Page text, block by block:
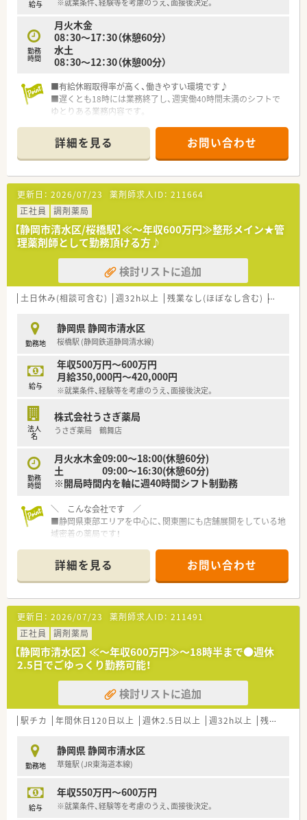
給与
勤務
時間
月火木金
08：30～17：30（休憩60分）
水土
08：30～12：30（休憩00分）
■有給休暇取得率が高く、働きやすい環境です♪
■遅くとも18時には業務終了し、週実働40時間未満のシフトで
ゆとりある業務内容です。
詳細を見る お問い合わせ
更新日： 2026/07/23 薬剤師求人ID： 211664
正社員
調剤薬局
【静岡市清水区/桜橋駅】≪～年収600万円≫整形メイン★管
理薬剤師として勤務頂ける方♪
検討リストに追加
土日休み(相談可含む) 週32h以上 残業なし(ほぼなし含む) 高給与
勤務地
静岡県 静岡市清水区
桜橋駅 (静岡鉄道静岡清水線)
給与
年収500万円～600万円
月給350,000円～420,000円
※就業条件、経験等を考慮のうえ、面接後決定。
法人
名
株式会社うさぎ薬局
うさぎ薬局 鶴舞店
勤務
時間
月火水木金09:00～18:00(休憩60分)
土 09:00～16:30(休憩60分)
※開局時間内を軸に週40時間シフト制勤務
＼ こんな会社です ／
■静岡県東部エリアを中心に、関東圏にも店舗展開をしている地
域密着の薬局です！
厚生も充実している企業です。
■男性の育休取得の実績もございます。
■給与体系、評価制度も、納得感のある制度作りに努めていま
す。
■教育にも力を入れており、学会参加や研修費用も会社がサポー
トしてくれます。
■借上社宅制度、住宅手当制度も充実しています。
■神奈川県には在宅患者数日本一の店舗があるなど、各エリアで
地域に根差した医療を提供しています。
■効率的に仕事を進められるよう、システムも整っています。
■独立開業希望の方には、開業支援もおこなっております。
■65歳までの再雇用制度がございます。
■薬局事業だけでなく、グループホームや訪問看護ステーション
の運営も行っております。
＼ 店舗情報 ／
■鶴舞店は整形外科の門前薬局です。
■薬剤師が常時複数名体制になるようシフトを組まれていま
■将来的には管理薬剤師をお任せできる方のご応募をお待ちし
ております！
詳細を見る お問い合わせ
更新日： 2026/07/23 薬剤師求人ID： 211491
正社員
調剤薬局
【静岡市清水区】 ≪～年収600万円≫～18時半まで●週休
2.5日でごゆっくり勤務可能！
検討リストに追加
駅チカ 年間休日120日以上 週休2.5日以上 週32h以上 残業なし(ほぼなし含む)
勤務地
静岡県 静岡市清水区
草薙駅 (JR東海道本線)
給与
年収550万円～600万円
※就業条件、経験等を考慮のうえ、面接後決定。